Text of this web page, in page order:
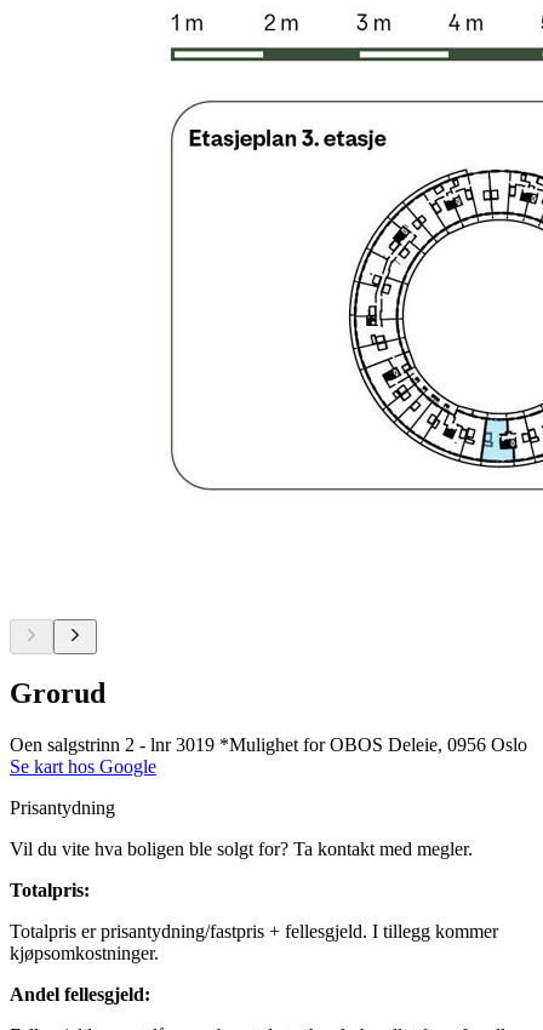
Grorud
Oen salgstrinn 2 - lnr 3019 *Mulighet for OBOS Deleie, 0956 Oslo
Se kart hos Google
Prisantydning
Vil du vite hva boligen ble solgt for? Ta kontakt med megler.
Totalpris:
Totalpris er prisantydning/fastpris + fellesgjeld. I tillegg kommer
kjøpsomkostninger.
Andel fellesgjeld: